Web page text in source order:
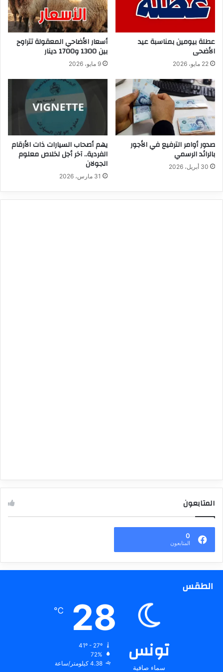
عطلة بيومين بمناسبة عيد
الأضحى
22 مايو، 2026
أسعار الأضاحي المعقولة تتراوح
بين 1300 و1700 دينار
9 مايو، 2026
صدور أوامر الترفيع في الأجور
بالرائد الرسمي
30 أبريل، 2026
يهم أصحاب السيارات ذات الأرقام
الفردية.. آخر أجل لخلاص معلوم
الجولان
31 مارس، 2026
المتابعون
0
المتابعون
الطقس
تونس
سماء صافية
28
℃
72%
4.38 كيلومتر/ساعة